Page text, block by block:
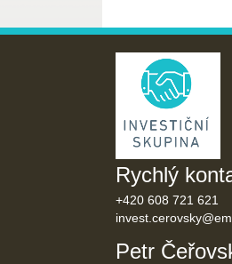
Rychlý
+420 608 721 621
invest.cerovsky@
Petr